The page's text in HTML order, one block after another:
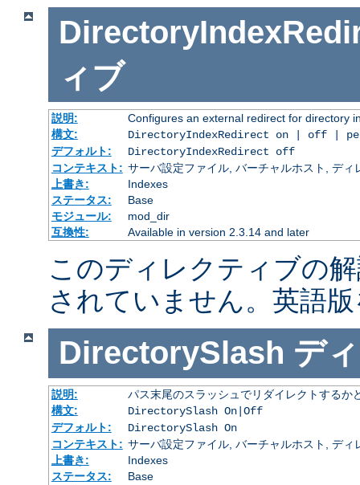
ィブ
説明:
Configures an external redirect for directory
構文:
DirectoryIndexRedirect on | off |
デフォルト:
DirectoryIndexRedirect off
コンテキスト: サーバ設定ファイル, バーチャルホスト, ディ
上書き:
Indexes
ステータス:
Base
モジュール:
mod_dir
互換性:
Available in version 2.3.14 and later
このディレクティブの
されていません。英語
DirectorySlash デ
説明:
パス末尾のスラッシュでリダイレクトするか
構文:
DirectorySlash On|Off
デフォルト:
DirectorySlash On
コンテキスト: サーバ設定ファイル, バーチャルホスト, ディ
上書き:
Indexes
ステータス:
Base